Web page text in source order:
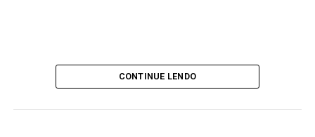
CONTINUE LENDO